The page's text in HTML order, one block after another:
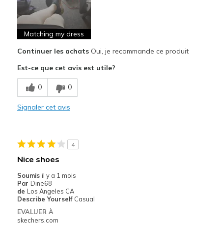
Breathe Well
Comfortable
Durable
Stylish
Les meilleures utilisations
Casual Wear
Travel
Width
Sizing
View On Shoes
Matching my dress
Continuer les achatsOui, je recommande ce produit
Est-ce que cet avis est utile?
0 0
Signaler cet avis
4
Nice shoes
Soumis il y a 1 mois
Par Dine68
de Los Angeles CA
Describe Yourself Casual
EVALUER À
skechers.com